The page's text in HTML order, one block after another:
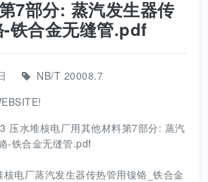
7部分: 蒸汽发生器传
铁合金无缝管.pdf
NB/T 20008.7
压水堆核电厂用其他材料第7部分: 蒸汽
-铁合金无缝管.pdf
电厂蒸汽发生器传热管用镍铬_铁合金